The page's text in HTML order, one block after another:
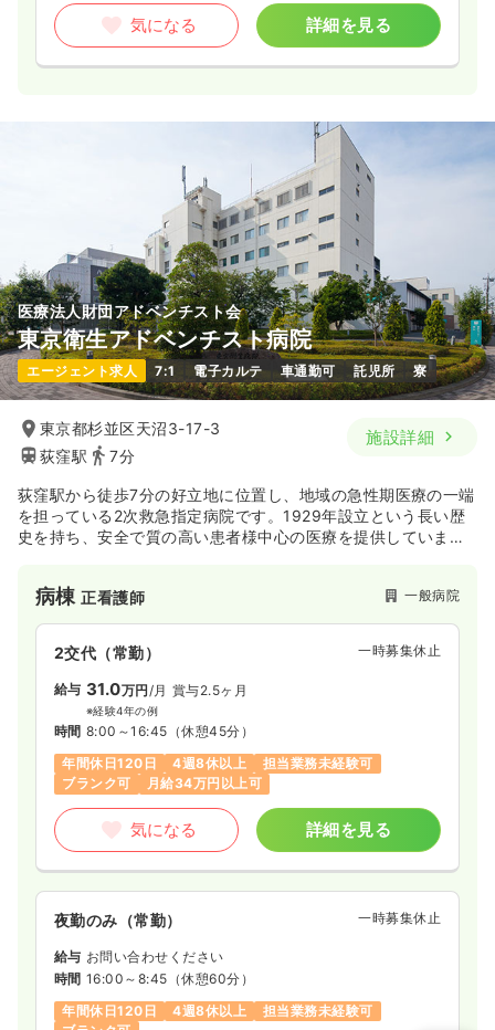
気になる 詳細を見る
医療法人財団アドベンチスト会
東京衛生アドベンチスト病院
エージェント求人 7:1 電子カルテ 車通勤可 託児所 寮
東京都杉並区天沼3-17-3
荻窪駅
7分
施設詳細
荻窪駅から徒歩7分の好立地に位置し、地域の急性期医療の一端
を担っている2次救急指定病院です。1929年設立という長い歴
史を持ち、安全で質の高い患者様中心の医療を提供していま
病棟正看護師 一般病院
2交代（常勤） 一時募集休止
給与 31.0万円 /月 賞与2.5ヶ月
※経験4年の例
時間 8:00～16:45 （休憩45分）
年間休日120日
4週8休以上
担当業務未経験可
ブランク可
月給34万円以上可
気になる 詳細を見る
夜勤のみ（常勤） 一時募集休止
給与 お問い合わせください
時間 16:00～8:45 （休憩60分）
年間休日120日
4週8休以上
担当業務未経験可